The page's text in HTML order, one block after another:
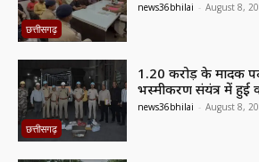
छत्तीसगढ़
news36bhilai - August 8,
छत्तीसगढ़
1.20 करोड़ के मादक
भस्मीकरण संयंत्र में हुई
news36bhilai - August 8,